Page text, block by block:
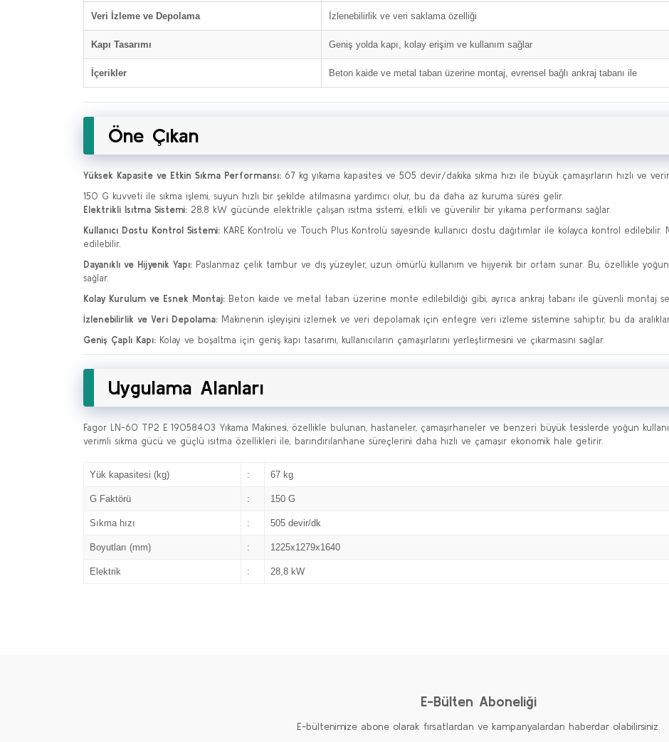
Veri İzleme ve Depolama İzlenebilirlik ve veri saklama özelliği
Kapı Tasarımı Geniş yolda kapı, kolay erişim ve kullanım sağlar
İçerikler Beton kaide ve metal taban üzerine montaj, evrensel bağlı ankraj tabanı ile
Öne Çıkan
Yüksek Kapasite ve Etkin Sıkma Performansı: 67 kg yıkama kapasitesi ve 505 devir/dakika sıkma hızı ile büyük çamaşırların hızlı ve
150 G kuvveti ile sıkma işlemi, suyun hızlı bir şekilde atılmasına yardımcı olur, bu da daha az kuruma süresi gelir.
Elektrikli Isıtma Sistemi: 28,8 kW gücünde elektrikle çalışan ısıtma sistemi, etkili ve güvenilir bir yıkama performansı sağlar.
Kullanıcı Dostu Kontrol Sistemi: KARE Kontrolü ve Touch Plus Kontrolü sayesinde kullanıcı dostu dağıtımlar ile kolayca kontrol
edilebilir.
Dayanıklı ve Hijyenik Yapı: Paslanmaz çelik tambur ve dış yüzeyler, uzun ömürlü kullanım ve hijyenik bir ortam sunar. Bu, özellikle
sağlar.
Kolay Kurulum ve Esnek Montaj: Beton kaide ve metal taban üzerine monte edilebildiği gibi, ayrıca ankraj tabanı ile güvenli montaj
İzlenebilirlik ve Veri Depolama: Makinenin işleyişini izlemek ve veri depolamak için entegre veri izleme sistemine sahiptir, bu da
Geniş Çaplı Kapı: Kolay ve boşaltma için geniş kapı tasarımı, kullanıcıların çamaşırlarını yerleştirmesini ve çıkarmasını sağlar.
Uygulama Alanları
Fagor LN-60 TP2 E 19058403 Yıkama Makinesi, özellikle bulunan, hastaneler, çamaşırhaneler ve benzeri büyük tesislerde yoğun
verimli sıkma gücü ve güçlü ısıtma özellikleri ile, barındırılanhane süreçlerini daha hızlı ve çamaşır ekonomik hale getirir.
Yük kapasitesi (kg) : 67 kg
G Faktörü : 150 G
Sıkma hızı : 505 devir/dk
Boyutları (mm) : 1225x1279x1640
Elektrik : 28,8 kW
E-Bülten Aboneliği
E-bültenimize abone olarak fırsatlardan ve kampanyalardan haberdar olabilirsiniz.